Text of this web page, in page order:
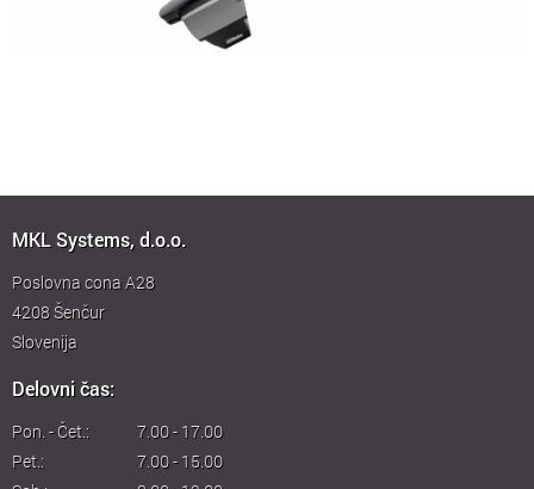
MKL Systems, d.o.o.
Poslovna cona A28
4208Šenčur
Slovenija
Delovni čas:
Pon. - Čet.:
7.00 - 17.00
Pet.:
7.00 - 15.00